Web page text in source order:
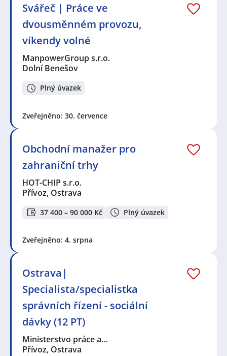
Svářeč | Práce ve
dvousměnném provozu,
víkendy volné
ManpowerGroup s.r.o.
Dolní Benešov
Plný úvazek
Zveřejněno: 30. července
Obchodní manažer pro
zahraniční trhy
HOT-CHIP s.r.o.
Přívoz, Ostrava
37 400 – 90 000 Kč Plný úvazek
Zveřejněno: 4. srpna
Ostrava|
Specialista/specialistka
správních řízení - sociální
dávky (12 PT)
Ministerstvo práce a…
Přívoz, Ostrava